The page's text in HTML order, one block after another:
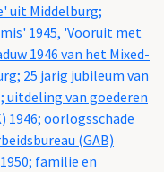
uit Middelburg;
1945, 'Vooruit met
1946 van het Mixed-
25 jarig jubileum van
uitdeling van goederen
1946; oorlogsschade
(GAB)
familie en